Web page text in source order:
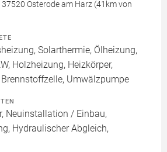
Osterode am Harz (41km von
Solarthermie, Ölheizung,
Holzheizung, Heizkörper,
Umwälzpumpe
Neuinstallation / Einbau,
Hydraulischer Abgleich,